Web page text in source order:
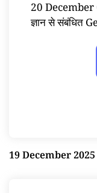
20
ज्ञान से संबंधित
19 December